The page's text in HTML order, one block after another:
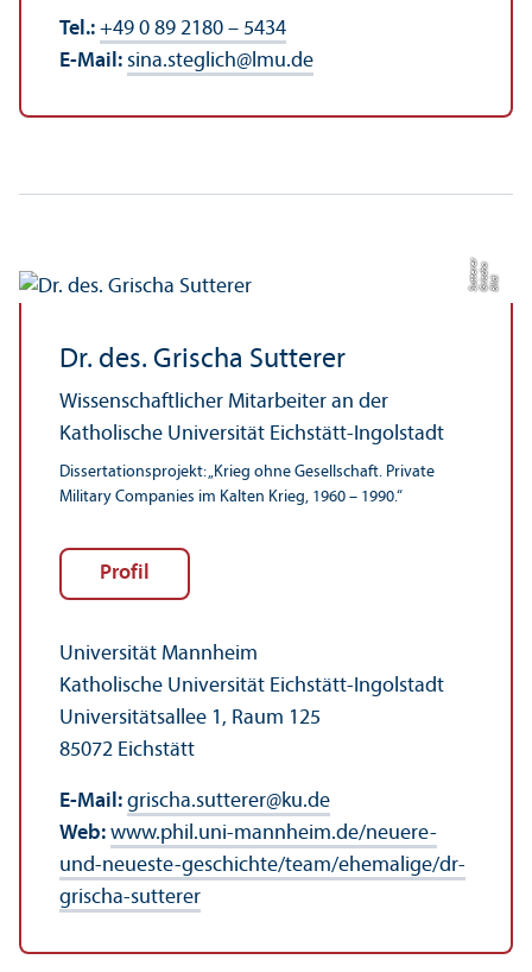
Tel.: +49 0 89 2180 – 5434
E-Mail: sina.steglich@lmu.de
Bil
d:
G
ri
s
c
h
aS
u
t
t
e
r
e
r
Dr. des. Grischa Sutterer
Wissenschaft­licher Mitarbeiter an der
Katholische Universität Eichstätt-Ingolstadt
Dissertations­projekt: „Krieg ohne Gesellschaft. Private
Military Companies im Kalten Krieg, 1960 – 1990.“
Profil
Universität Mannheim
Katholische Universität Eichstätt-Ingolstadt
Universitäts­allee 1, Raum 125
85072 Eichstätt
E-Mail: grischa.sutterer@ku.de
Web: www.phil.uni-mannheim.de/neuere-
und-neueste-geschichte/team/ehemalige/dr-
grischa-sutterer